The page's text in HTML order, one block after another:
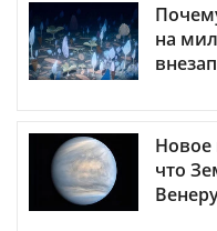
на
Новое
что